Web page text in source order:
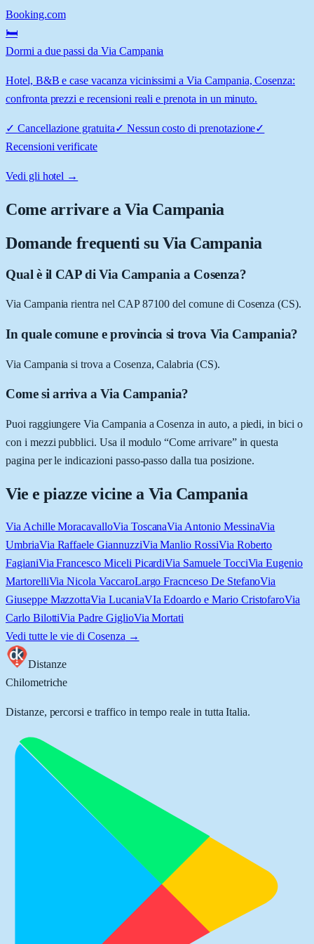
Booking.com
🛏️
Dormi a due passi da Via Campania
Hotel, B&B e case vacanza vicinissimi a Via Campania, Cosenza:
confronta prezzi e recensioni reali e prenota in un minuto.
✓ Cancellazione gratuita✓ Nessun costo di prenotazione✓
Recensioni verificate
Vedi gli hotel →
Come arrivare aVia Campania
Domande frequenti su Via Campania
Qual è il CAP di Via Campania a Cosenza?
Via Campania rientra nel CAP 87100 del comune di Cosenza (CS).
In quale comune e provincia si trova Via Campania?
Via Campania si trova a Cosenza, Calabria (CS).
Come si arriva a Via Campania?
Puoi raggiungere Via Campania a Cosenza in auto, a piedi, in bici o
con i mezzi pubblici. Usa il modulo “Come arrivare” in questa
pagina per le indicazioni passo-passo dalla tua posizione.
Vie e piazze vicine a Via Campania
Via Achille MoracavalloVia ToscanaVia Antonio MessinaVia
UmbriaVia Raffaele GiannuzziVia Manlio RossiVia Roberto
FagianiVia Francesco Miceli PicardiVia Samuele TocciVia Eugenio
MartorelliVia Nicola VaccaroLargo Fracnceso De StefanoVia
Giuseppe MazzottaVia LucaniaVIa Edoardo e Mario CristofaroVia
Carlo BilottiVia Padre GiglioVia Mortati
Vedi tutte le vie di Cosenza →
Distanze
Chilometriche
Distanze, percorsi e traffico in tempo reale in tutta Italia.